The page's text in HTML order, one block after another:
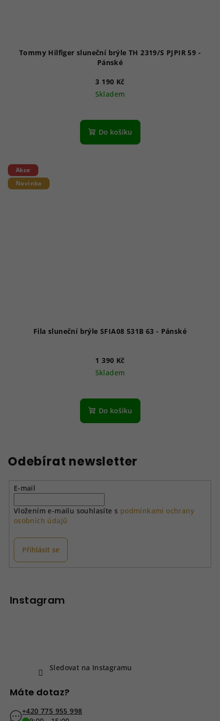
Tommy Hilfiger sluneční brýle TH 2319/S PJPIR 59 -
Pánské
3 190 Kč
Skladem
Do košíku
Akce
Novinka
Fila sluneční brýle SFIA08 531B 63 - Pánské
1 390 Kč
Skladem
Do košíku
Odebírat newsletter
E-mail
Vložením e-mailu souhlasíte s podmínkami ochrany
osobních údajů
Přihlásit se
Instagram
Sledovat na Instagramu
Máte dotaz?
+420 775 955 998